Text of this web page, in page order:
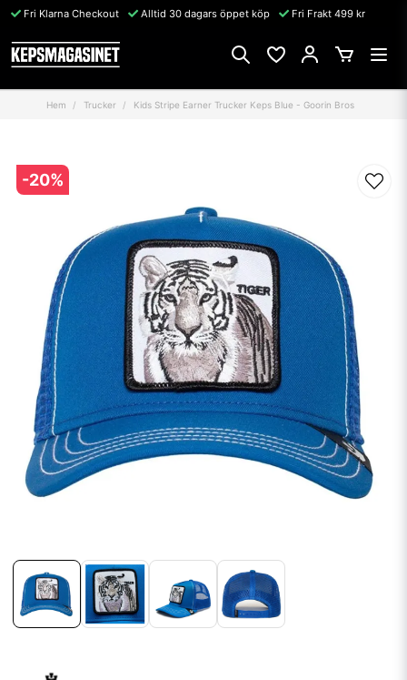
Fri Klarna Checkout Alltid 30 dagars öppet köp Fri Frakt 499 kr
Hem Trucker Kids Stripe Earner Trucker Keps Blue - Goorin Bros
-20%